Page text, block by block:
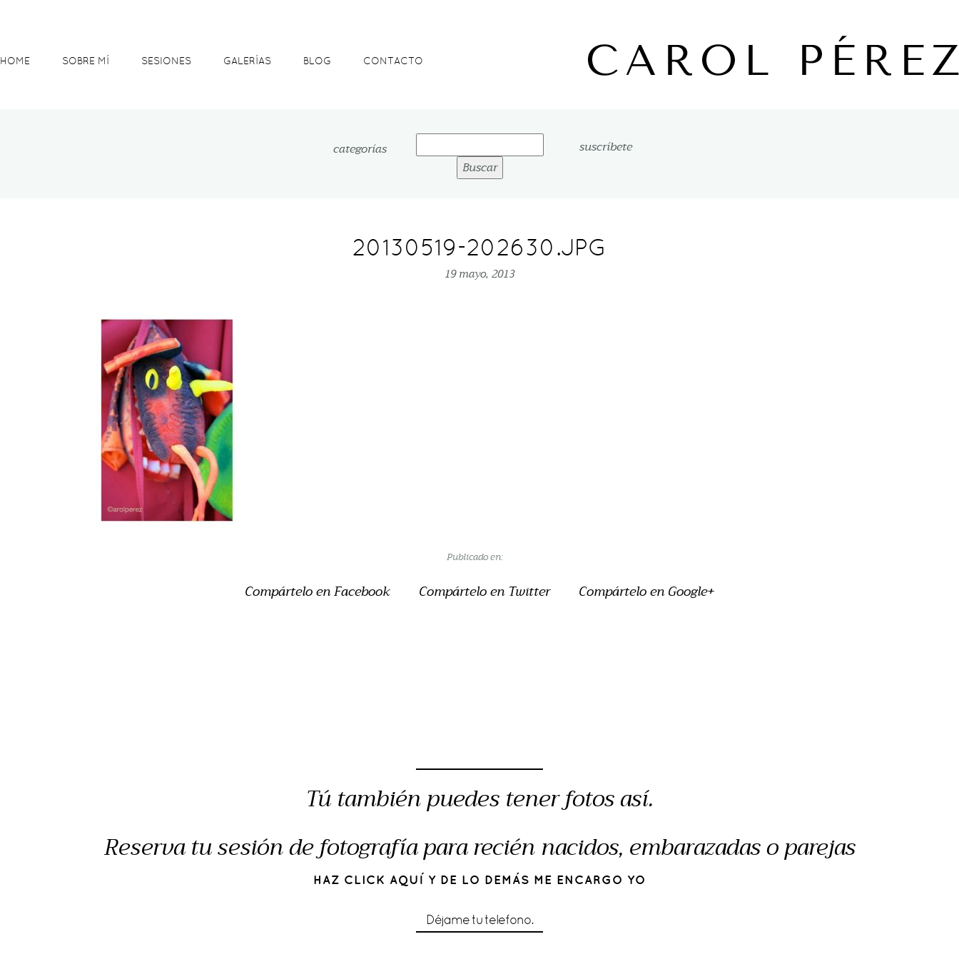
HOME SOBRE MÍ SESIONES GALERÍAS BLOG CONTACTO
categorías
Buscar: suscríbete
20130519-202630.JPG
19 mayo, 2013
Publicado en:
Compártelo en Facebook Compártelo en Twitter Compártelo en Google+
Tú también puedes tener fotos así.
Reserva tu sesión de fotografía para recién nacidos, embarazadas o parejas
HAZ CLICK AQUÍ Y DE LO DEMÁS ME ENCARGO YO
Déjame tu telefono.